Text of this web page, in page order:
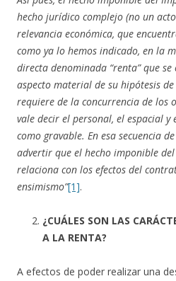
hecho jurídico complejo (no un
relevancia económica, que
como ya lo hemos indicado, en la
directa denominada “renta” que
aspecto material de su hipótesis
requiere de la concurrencia de los
vale decir el personal, el espacial
como gravable. En esa secuencia
advertir que el hecho imponible
relaciona con los efectos del
ensimismo”[1].
¿CUÁLES SON LAS
A LA RENTA?
A efectos de poder realizar una